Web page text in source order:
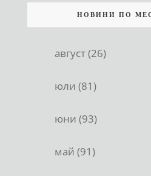
НОВИНИ ПО
август (26)
юли (81)
юни (93)
май (91)